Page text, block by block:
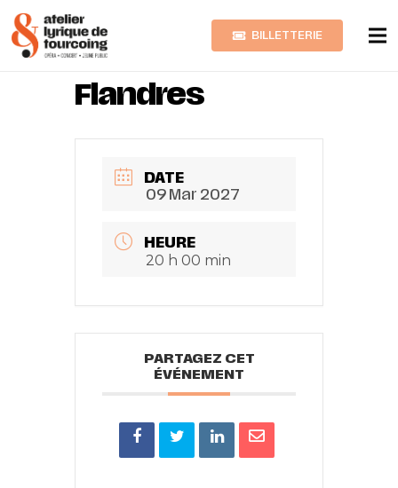
BILLETTERIE
Une Nuit en
Flandres
DATE
09 Mar 2027
HEURE
20 h 00 min
PARTAGEZ CET
ÉVÉNEMENT